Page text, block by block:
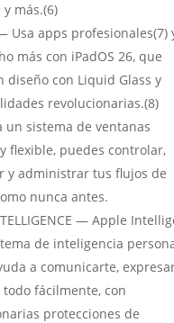
más.(6)
Usa apps profesionales(7)
más con iPadOS 26, que
diseño con Liquid Glass y
revolucionarias.(8)
un sistema de ventanas
flexible, puedes controlar,
y administrar tus flujos de
nunca antes.
— Apple
de inteligencia
a comunicarte,
todo fácilmente, con
protecciones de